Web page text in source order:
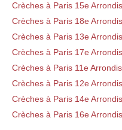
Crèches à Paris 15e
Crèches à Paris 18e
Crèches à Paris 13e
Crèches à Paris 17e
Crèches à Paris 11e
Crèches à Paris 12e
Crèches à Paris 14e
Crèches à Paris 16e